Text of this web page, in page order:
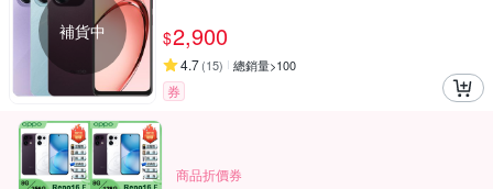
補貨中 $2,900
4.7(15) 總銷量>100
券
商品折價券